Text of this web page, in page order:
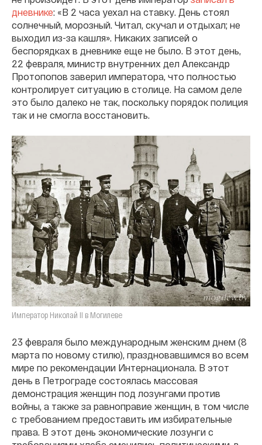
дневнике: «В 2 часа уехал на ставку. День стоял
солнечный, морозный. Читал, скучал и отдыхал; не
выходил из-за кашля». Никаких записей о
беспорядках в дневнике еще не было. В этот день,
22 февраля, министр внутренних дел Александр
Протопопов заверил императора, что полностью
контролирует ситуацию в столице. На самом деле
это было далеко не так, поскольку порядок полиция
так и не смогла восстановить.
Император Николай II в Могилеве
23 февраля было международным женским днем (8
марта по новому стилю), праздновавшимся во всем
мире по рекомендации Интернационала. В этот
день в Петрограде состоялась массовая
демонстрация женщин под лозунгами против
войны, а также за равноправие женщин, в том числе
с требованием предоставить им избирательные
права. В этот день экономические лозунги с